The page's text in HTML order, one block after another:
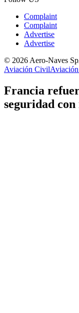
Complaint
Complaint
Advertise
Advertise
© 2026 Aero-Naves
Aviación Civil
Francia
seguridad con